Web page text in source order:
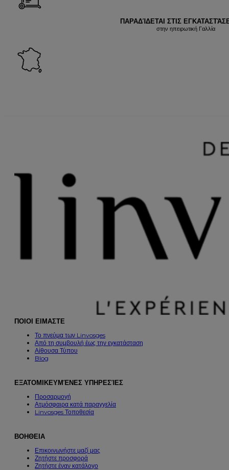
ΠΑΡΑΔΊΔΕΤΑΙ ΣΤΙΣ
στην ηπειρωτική Γαλλία
ΠΟΙΟΙ ΕΙΜΑΣΤΕ
Το πνεύμα των Linvosges
Από τη συμβουλή έως την εγκατάσταση
Αίθουσα Τύπου
Blog
ΕΞΑΤΟΜΙΚΕΥΜΈΝΕΣ ΥΠΗΡΕΣΊΕΣ
Προσαρμογή
Ατμόσφαιρα κατά παραγγελία
Linvosges Τοποθεσία
ΒΟΗΘΕΙΑ
Επικοινωνήστε μαζί μας
Ζητήστε προσφορά
Ζητήστε έναν κατάλογο